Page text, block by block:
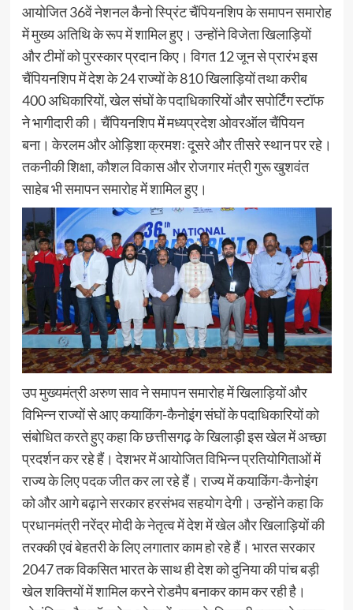
आयोजित 36वें नेशनल कैनो स्प्रिंट चैंपियनशिप के समापन समारोह
में मुख्य अतिथि के रूप में शामिल हुए। उन्होंने विजेता खिलाड़ियों
और टीमों को पुरस्कार प्रदान किए। विगत 12 जून से प्रारंभ इस
चैंपियनशिप में देश के 24 राज्यों के 810 खिलाड़ियों तथा करीब
400 अधिकारियों, खेल संघों के पदाधिकारियों और सपोर्टिंग स्टॉफ
ने भागीदारी की। चैंपियनशिप में मध्यप्रदेश ओवरऑल चैंपियन
बना। केरलम और ओड़िशा क्रमशः दूसरे और तीसरे स्थान पर रहे।
तकनीकी शिक्षा, कौशल विकास और रोजगार मंत्री गुरू खुशवंत
साहेब भी समापन समारोह में शामिल हुए।
उप मुख्यमंत्री अरुण साव ने समापन समारोह में खिलाड़ियों और
विभिन्न राज्यों से आए कयाकिंग-कैनोइंग संघों के पदाधिकारियों को
संबोधित करते हुए कहा कि छत्तीसगढ़ के खिलाड़ी इस खेल में अच्छा
प्रदर्शन कर रहे हैं। देशभर में आयोजित विभिन्न प्रतियोगिताओं में
राज्य के लिए पदक जीत कर ला रहे हैं। राज्य में कयाकिंग-कैनोइंग
को और आगे बढ़ाने सरकार हरसंभव सहयोग देगी। उन्होंने कहा कि
प्रधानमंत्री नरेंद्र मोदी के नेतृत्व में देश में खेल और खिलाड़ियों की
तरक्की एवं बेहतरी के लिए लगातार काम हो रहे हैं। भारत सरकार
2047 तक विकसित भारत के साथ ही देश को दुनिया की पांच बड़ी
खेल शक्तियों में शामिल करने रोडमैप बनाकर काम कर रही है।